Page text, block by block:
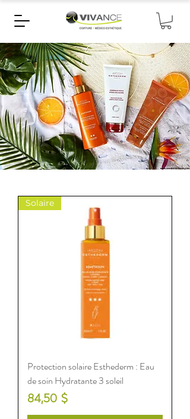
Solaire
Protection solaire Esthederm : Eau
de soin Hydratante 3 soleil
Prix
84,50 $